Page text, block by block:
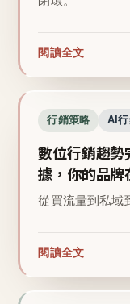
閱讀全文
行銷策略 AI
數位行銷趨勢
據，你的品牌
從買流量到私域
閱讀全文